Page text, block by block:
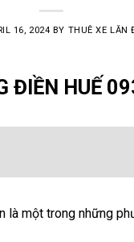
16, 2024 BY THUÊ XE LĂN
ĐIỀN HUẾ
là một trong những